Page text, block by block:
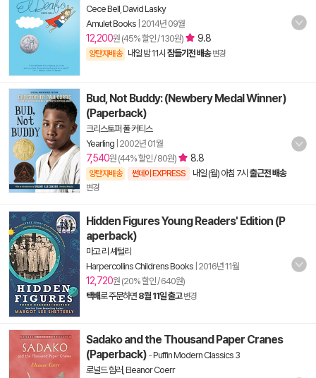
Cece Bell David Lasky
Amulet Books 2014년 09월
12,200원 (45% 할인 / 130원) 9.8
양탄자배송 내일 밤 11시 잠들기전 배송 변경
Bud, Not Buddy: (Newbery Medal Winner)
(Paperback)
크리스토퍼 폴 커티스
Yearling 2002년 01월
7,540원 (44% 할인 / 80원) 8.8
양탄자배송 썬데이 EXPRESS 내일 (월) 아침 7시 출근전 배송
변경
Hidden Figures Young Readers' Edition (P
aperback)
마고 리 셰털리
Harpercollins Childrens Books 2016년 11월
12,720원 (20% 할인 / 640원)
택배로 주문하면 8월 11일 출고 변경
Sadako and the Thousand Paper Cranes
(Paperback) -Puffin Modern Classics 3
로널드 힘러 Eleanor Coerr